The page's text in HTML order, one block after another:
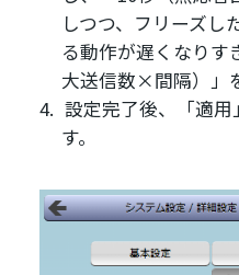
しつつ、フリーズし
る動作が遅くなりす
大送信数×間隔）」
設定完了後、「適
す。